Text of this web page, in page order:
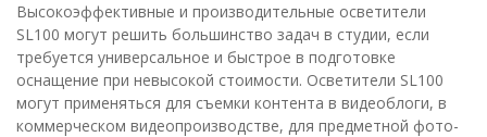
Высокоэффективные и производительные осветители
SL100 могут решить большинство задач в студии, если
требуется универсальное и быстрое в подготовке
оснащение при невысокой стоимости. Осветители SL100
могут применяться для съемки контента в видеоблоги, в
коммерческом видеопроизводстве, для предметной фото-